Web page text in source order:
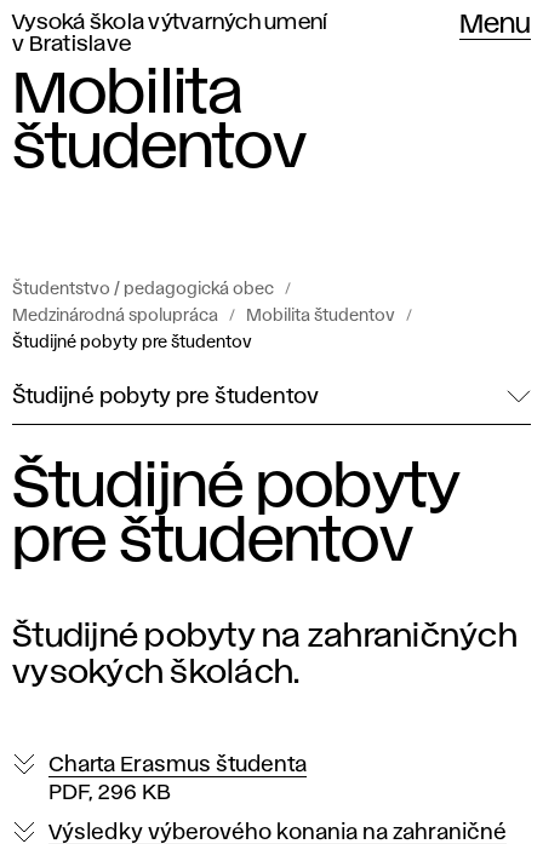
Vysoká škola výtvarných umení
v Bratislave
Menu
Mobilita
študentov
Študentstvo / pedagogická obec
Medzinárodná spolupráca
Mobilita študentov
Študijné pobyty pre študentov
Študijné pobyty pre študentov
Študijné pobyty
pre študentov
Študijné pobyty na zahraničných
vysokých školách.
Charta Erasmus študenta
PDF, 296 KB
Výsledky výberového konania na zahraničné